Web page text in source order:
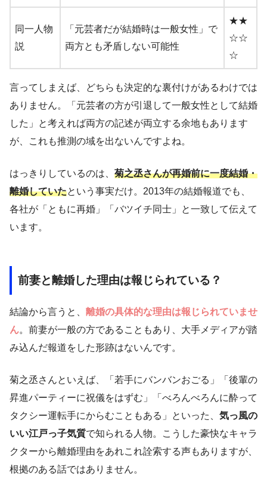
同一人物
説
「元芸者だが結婚時は一般女性」で
両方とも矛盾しない可能性
★★
☆☆
☆
言ってしまえば、どちらも決定的な裏付けがあるわけでは
ありません。「元芸者の方が引退して一般女性として結婚
した」と考えれば両方の記述が両立する余地もあります
が、これも推測の域を出ないんですよね。
はっきりしているのは、 菊之丞さんが再婚前に一度結婚・
離婚していたという事実だけ。2013年の結婚報道でも、
各社が「ともに再婚」「バツイチ同士」と一致して伝えて
います。
前妻と離婚した理由は報じられている？
結論から言うと、 離婚の具体的な理由は報じられていませ
ん。前妻が一般の方であることもあり、大手メディアが踏
み込んだ報道をした形跡はないんです。
菊之丞さんといえば、「若手にバンバンおごる」「後輩の
昇進パーティーに祝儀をはずむ」「べろんべろんに酔って
タクシー運転手にからむこともある」といった、 気っ風の
いい江戸っ子気質で知られる人物。こうした豪快なキャラ
クターから離婚理由をあれこれ詮索する声もありますが、
根拠のある話ではありません。